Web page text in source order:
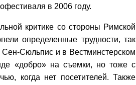
в 2006 году.
критике со стороны Римской
определенные трудности, так
Сен-Сюльпис и в Вестминстерском
«добро» на съемки, но тоже с
когда нет посетителей. Также